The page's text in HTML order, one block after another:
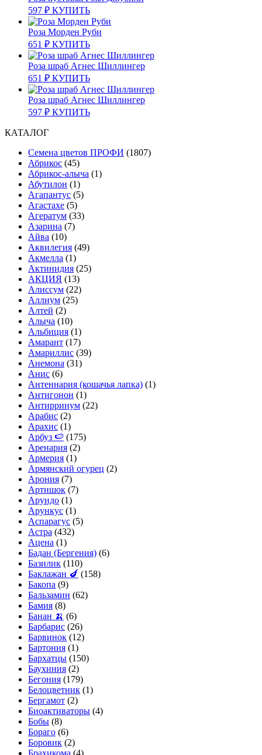
597 ₽ КУПИТЬ
Роза Морден Руби
651 ₽ КУПИТЬ
Роза шраб Агнес Шиллингер
651 ₽ КУПИТЬ
Роза шраб Агнес Шиллингер
597 ₽ КУПИТЬ
КАТАЛОГ
Cемена цветов ПРОФИ (1807)
Абрикос (45)
Абрикос-алыча (1)
Абутилон (1)
Агапантус (5)
Агастахе (5)
Агератум (33)
Азарина (7)
Айва (10)
Аквилегия (49)
Акмелла (1)
Актинидия (25)
АКЦИЯ (13)
Алиссум (22)
Аллиум (25)
Алтей (2)
Алыча (10)
Альбиция (1)
Амарант (17)
Амариллис (39)
Анемона (31)
Анис (6)
Антеннария (кошачья лапка) (1)
Антигонон (1)
Антирринум (22)
Арабис (2)
Арахис (1)
Арбуз 🍉 (175)
Аренария (2)
Армерия (1)
Армянский огурец (2)
Арония (7)
Артишок (7)
Арундо (1)
Арункус (1)
Аспарагус (5)
Астра (432)
Ацена (1)
Бадан (Бергения) (6)
Базилик (110)
Баклажан 🍆 (158)
Бакопа (9)
Бальзамин (62)
Бамия (8)
Банан 🍌 (6)
Барбарис (26)
Барвинок (12)
Бартония (1)
Бархатцы (150)
Баухиния (2)
Бегония (179)
Белоцветник (1)
Бергамот (2)
Биоактиваторы (4)
Бобы (8)
Бораго (6)
Боровик (2)